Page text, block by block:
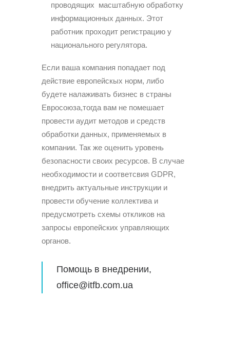
проводящих масштабную обработку
информационных данных. Этот
работник проходит регистрацию у
национального регулятора.
Если ваша компания попадает под
действие европейскых норм, либо
будете налаживать бизнес в страны
Евросоюза,тогда вам не помешает
провести аудит методов и средств
обработки данных, применяемых в
компании. Так же оценить уровень
безопасности своих ресурсов. В случае
необходимости и соответсвия GDPR,
внедрить актуальные инструкции и
провести обучение коллектива и
предусмотреть схемы откликов на
запросы европейских управляющих
органов.
Помощь в внедрении,
office@itfb.com.ua